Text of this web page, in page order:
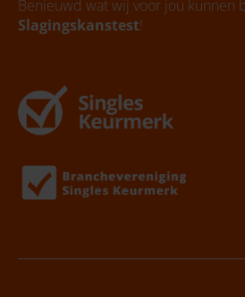
Benieuwd wat wij voor jou kunnen
Slagingskanstest!